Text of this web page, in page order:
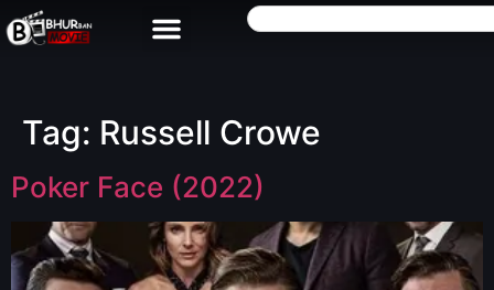
Tag: Russell Crowe
Poker Face (2022)